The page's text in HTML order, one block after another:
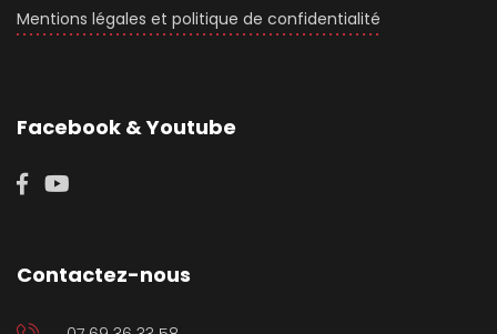
Mentions légales et politique de confidentialité
Facebook & Youtube
Contactez-nous